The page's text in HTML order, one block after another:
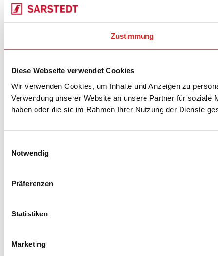
Zustimmung
Diese Webseite verwendet Cookies
Wir verwenden Cookies, um Inhalte und Anzeigen zu
Verwendung unserer Website an unsere Partner für soziale
haben oder die sie im Rahmen Ihrer Nutzung der Dienste
Notwendig
Präferenzen
Statistiken
Marketing